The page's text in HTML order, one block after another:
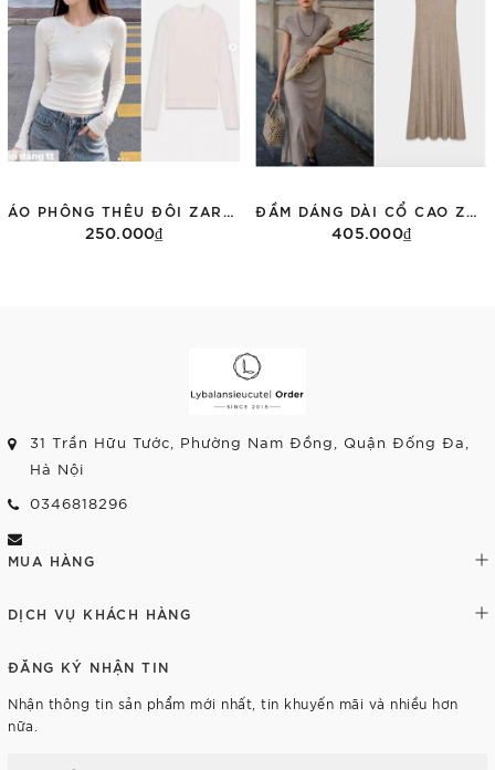
250.000₫ 405.000₫
31 Trần Hữu Tước, Phường Nam Đồng, Quận Đống Đa,
Hà Nội
0346818296
MUA HÀNG
DỊCH VỤ KHÁCH HÀNG
ĐĂNG KÝ NHẬN TIN
Nhận thông tin sản phẩm mới nhất, tin khuyến mãi và nhiều hơn
nữa.